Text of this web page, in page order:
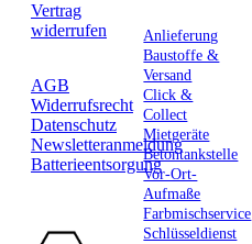
Vertrag
widerrufen
AGB
Widerrufsrecht
Datenschutz
Newsletteranmeldung
Batterieentsorgung
Anlieferung
Baustoffe &
Versand
Click &
Collect
Mietgeräte
Betontankstelle
Vor-Ort-
Aufmaße
Farbmischservice
Schlüsseldienst